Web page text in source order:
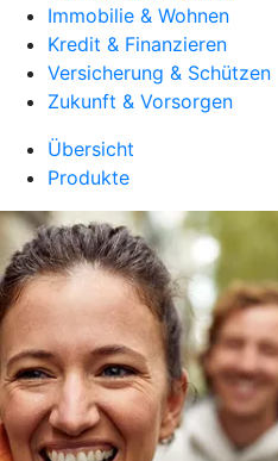
Immobilie & Wohnen
Kredit & Finanzieren
Versicherung & Schützen
Zukunft & Vorsorgen
Übersicht
Produkte